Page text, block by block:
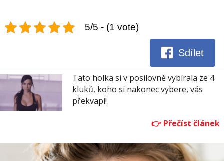
5/5 - (1 vote)
Sdílet
Tato holka si v posilovně vybírala ze 4
kluků, koho si nakonec vybere, vás
překvapí!